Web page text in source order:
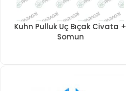
Kuhn Pulluk Uç Bıçak Civata +
Somun